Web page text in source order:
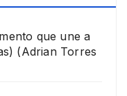
que une a
(Adrian Torres